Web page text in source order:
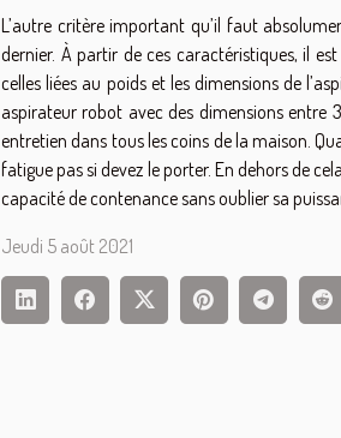
L’autre critère important qu’il faut
dernier. À partir de ces caractéristiques, il
celles liées au poids et les dimensions de
aspirateur robot avec des dimensions
entretien dans tous les coins de la maison.
fatigue pas si devez le porter. En dehors de
capacité de contenance sans oublier sa
Jeudi 5 août 2021